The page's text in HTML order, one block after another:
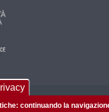
i diritti riservati
continuando la